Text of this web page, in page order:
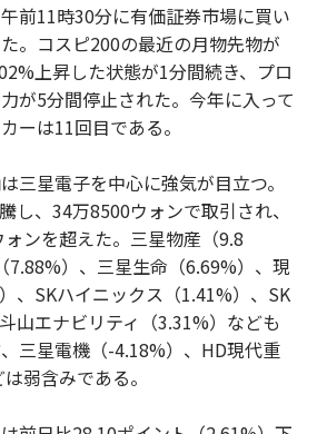
前11時30分に有価証券市場に買い
。コスピ200の最近の月物先物が
上昇した状態が1分間続き、プロ
が5分間停止された。今年に入って
ーは11回目である。
三星電子を中心に強気が目立つ。
し、34万8500ウォンで取引され、
ンを超えた。三星物産（9.8
7.88%）、三星生命（6.69%）、現
、SKハイニックス（1.41%）、SK
山エナビリティ（3.31%）なども
三星電機（-4.18%）、HD現代重
弱含みである。